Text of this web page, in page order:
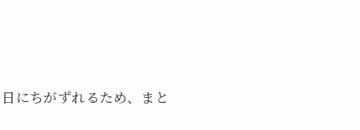
にちがずれるため、まと